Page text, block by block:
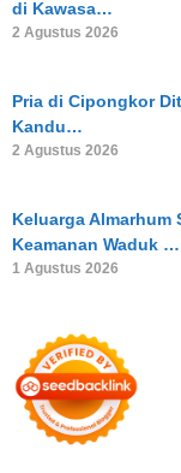
di Kawasa…
2 Agustus 2026
Pria di Cipongkor
Kandu…
2 Agustus 2026
Keluarga Almarhum
Keamanan Waduk …
1 Agustus 2026